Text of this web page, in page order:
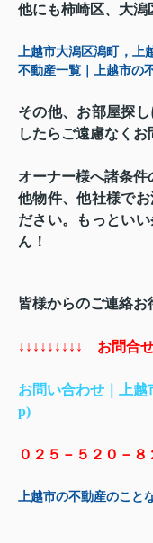
他にも柿崎区、大
上越市大潟区潟町，
不動産一覧｜上越市の
その他、お部屋探
したらご遠慮なくお
オーナー様へ諸条件
他物件、他社様で
ださい。もっとい
ん！
皆様からのご連絡お
↓↓↓↓↓↓↓↓↓ お問合
お問い合わせ｜上越
p)
０２５－５２０－８
上越市の不動産のこと